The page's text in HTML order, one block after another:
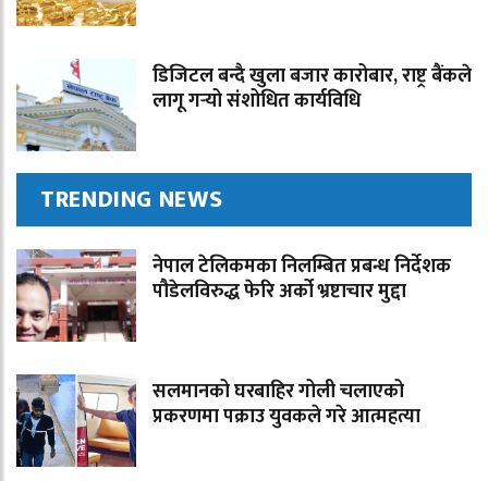
डिजिटल बन्दै खुला बजार कारोबार, राष्ट्र बैंकले
लागू गर्‍यो संशोधित कार्यविधि
TRENDING NEWS
नेपाल टेलिकमका निलम्बित प्रबन्ध निर्देशक
पौडेलविरुद्ध फेरि अर्को भ्रष्टाचार मुद्दा
सलमानको घरबाहिर गोली चलाएको
प्रकरणमा पक्राउ युवकले गरे आत्महत्या